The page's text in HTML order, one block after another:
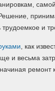
самой
и
, как
и весьма
ремонт